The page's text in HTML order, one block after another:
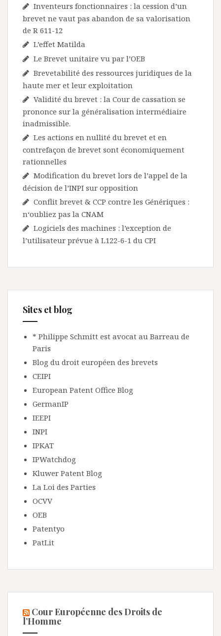
Inventeurs fonctionnaires : la cession d’un
brevet ne vaut pas abandon de sa valorisation
de R 611-12
L’effet Matilda
Le Brevet unitaire vu par l’OEB
Brevetabilité des ressources juridiques de la
haute mer et leur exploitation
Validité du brevet : la Cour de cassation se
prononce sur la généralisation intermédiaire
inadmissible.
Les actions en nullité du brevet et en
contrefaçon de brevet sont économiquement
rationnelles
Modification du brevet lors de l’appel de la
décision de l’INPI sur opposition
Conflit brevet & CCP contre les Génériques :
n‘oubliez pas la CNAM
Logiciels des machines : l’exception de
l’utilisateur prévue à L122-6-1 du CPI
Sites et blog
* Philippe Schmitt est avocat au Barreau de
Paris
Blog du droit européen des brevets
CEIPI
European Patent Office Blog
GermanIP
IEEPI
INPI
IPKAT
IPWatchdog
Kluwer Patent Blog
La Loi des Parties
OCVV
OEB
Patentyo
PatLit
Cour Européenne des Droits de
l’Homme